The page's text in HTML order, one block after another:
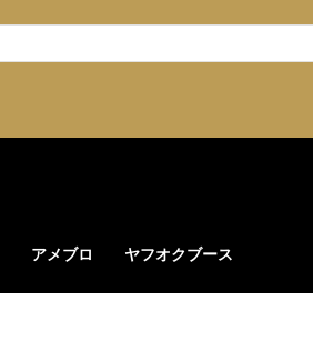
アメブロ ヤフオクブース